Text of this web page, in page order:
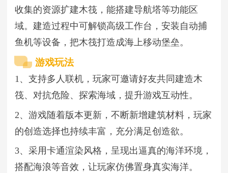
收集的资源扩建木筏，能搭建导航塔等功能区
域。建造过程中可解锁高级工作台，安装自动捕
鱼机等设备，把木筏打造成海上移动堡垒。
游戏玩法
1、支持多人联机，玩家可邀请好友共同建造木
筏、对抗危险、探索海域，提升游戏互动性。
2、游戏随着版本更新，不断新增建筑材料，玩家
的创造选择也持续丰富，充分满足创造欲。
3、采用卡通渲染风格，呈现出逼真的海洋环境，
搭配海浪等音效，让玩家仿佛置身真实海洋。